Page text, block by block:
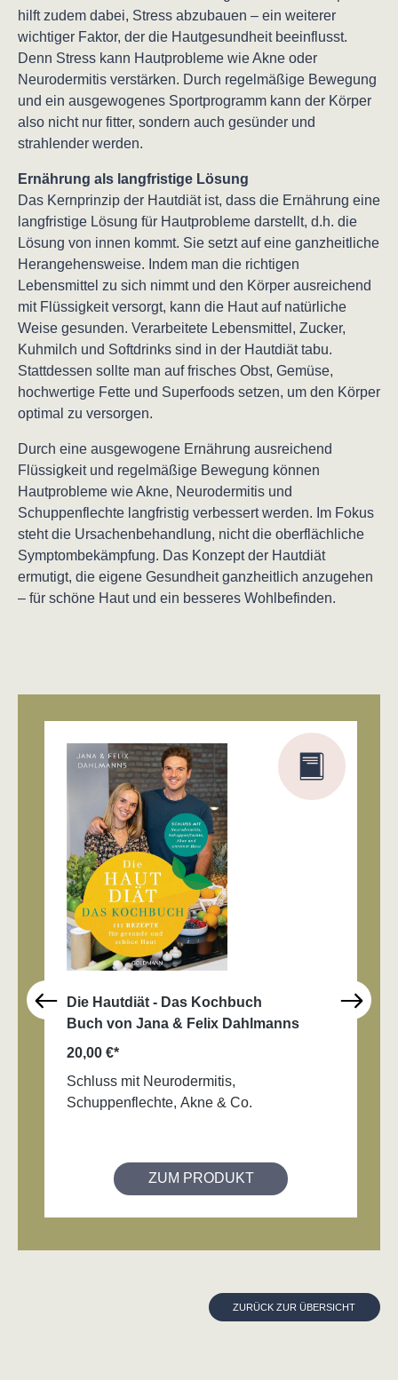
hilft zudem dabei, Stress abzubauen – ein weiterer
wichtiger Faktor, der die Hautgesundheit beeinflusst.
Denn Stress kann Hautprobleme wie Akne oder
Neurodermitis verstärken. Durch regelmäßige Bewegung
und ein ausgewogenes Sportprogramm kann der Körper
also nicht nur fitter, sondern auch gesünder und
strahlender werden.
Ernährung als langfristige Lösung
Das Kernprinzip der Hautdiät ist, dass die Ernährung eine
langfristige Lösung für Hautprobleme darstellt, d.h. die
Lösung von innen kommt. Sie setzt auf eine ganzheitliche
Herangehensweise. Indem man die richtigen
Lebensmittel zu sich nimmt und den Körper ausreichend
mit Flüssigkeit versorgt, kann die Haut auf natürliche
Weise gesunden. Verarbeitete Lebensmittel, Zucker,
Kuhmilch und Softdrinks sind in der Hautdiät tabu.
Stattdessen sollte man auf frisches Obst, Gemüse,
hochwertige Fette und Superfoods setzen, um den Körper
optimal zu versorgen.
Durch eine ausgewogene Ernährung ausreichend
Flüssigkeit und regelmäßige Bewegung können
Hautprobleme wie Akne, Neurodermitis und
Schuppenflechte langfristig verbessert werden. Im Fokus
steht die Ursachenbehandlung, nicht die oberflächliche
Symptombekämpfung. Das Konzept der Hautdiät
ermutigt, die eigene Gesundheit ganzheitlich anzugehen
– für schöne Haut und ein besseres Wohlbefinden.
Die Hautdiät - Das Kochbuch
Buch von Jana & Felix Dahlmanns
20,00 €*
Schluss mit Neurodermitis,
Schuppenflechte, Akne & Co.
ZUM PRODUKT
ZURÜCK ZUR ÜBERSICHT